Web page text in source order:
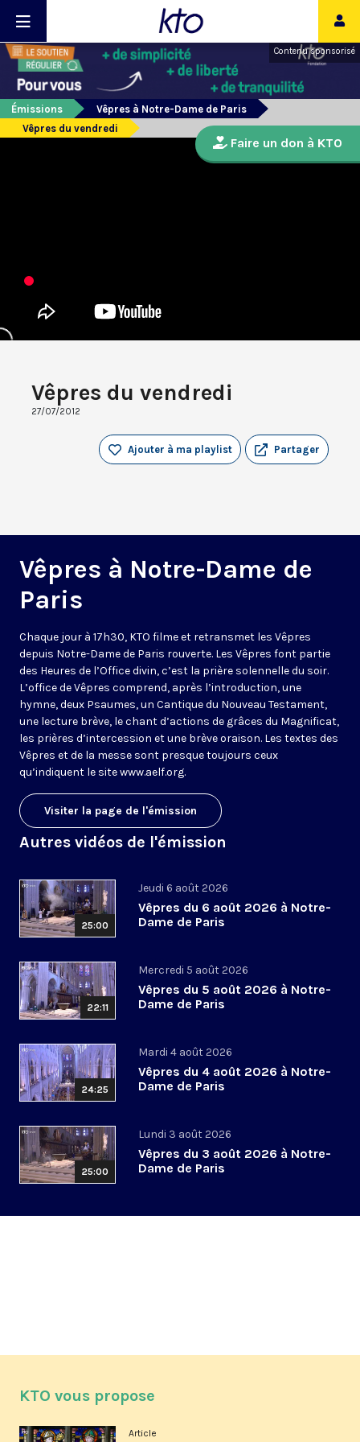
Contenu sponsorisé
Émissions
Vêpres à Notre-Dame de Paris
Vêpres du vendredi
Vêpres du vendredi
27/07/2012
Partager
Ajouter à ma playlist
Vêpres à Notre-Dame de
Paris
Chaque jour à 17h30, KTO filme et retransmet les Vêpres
depuis Notre-Dame de Paris rouverte. Les Vêpres font partie
des Heures de l’Office divin, c’est la prière solennelle du soir.
L’office de Vêpres comprend, après l’introduction, une
hymne, deux Psaumes, un Cantique du Nouveau Testament,
une lecture brève, le chant d’actions de grâces du Magnificat,
les prières d’intercession et une brève oraison. Les textes des
Vêpres et de la messe sont presque toujours ceux
qu’indiquent le sitewww.aelf.org.
Visiter la page de l'émission
Autres vidéos de l'émission
25:00
Jeudi 6 août 2026
Vêpres du 6 août 2026 à Notre-
Dame de Paris
22:11
Mercredi 5 août 2026
Vêpres du 5 août 2026 à Notre-
Dame de Paris
24:25
Mardi 4 août 2026
Vêpres du 4 août 2026 à Notre-
Dame de Paris
25:00
Lundi 3 août 2026
Vêpres du 3 août 2026 à Notre-
Dame de Paris
Faire un don à KTO
KTO vous propose
Article